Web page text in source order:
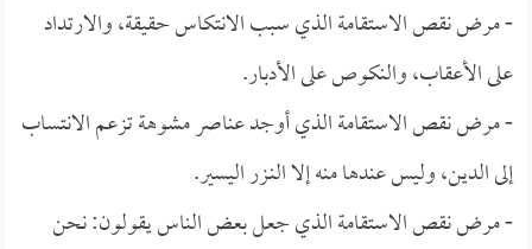
- مرض نقص الاستقامة الذي سبب الانتكاس حقيقة، والارتداد
على الأعقاب، والنكوص على الأدبار.
- مرض نقص الاستقامة الذي أوجد عناصر مشوهة تزعم الانتساب
إلى الدين، وليس عندها منه إلا النـزر اليسير.
- مرض نقص الاستقامة الذي جعل بعض الناس يقولون: نحن